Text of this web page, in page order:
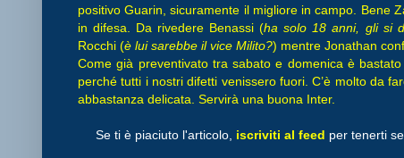
positivo Guarin, sicuramente il migliore in campo. Bene
in difesa. Da rivedere Benassi (ha solo 18 anni, gli si
Rocchi (è lui sarebbe il vice Milito?) mentre Jonathan
Come già preventivato tra sabato e domenica è
perché tutti i nostri difetti venissero fuori. C’è molto da
abbastanza delicata. Servirà una buona Inter.
Se ti è piaciuto l'articolo, iscriviti al feed per tenerti